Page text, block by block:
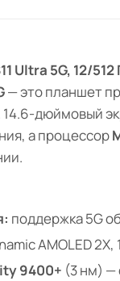
Ultra 5G, 12/
— это планшет
14.6-дюймовый
а процессор
поддержка 5G
AMOLED
9400+ (3 нм) —